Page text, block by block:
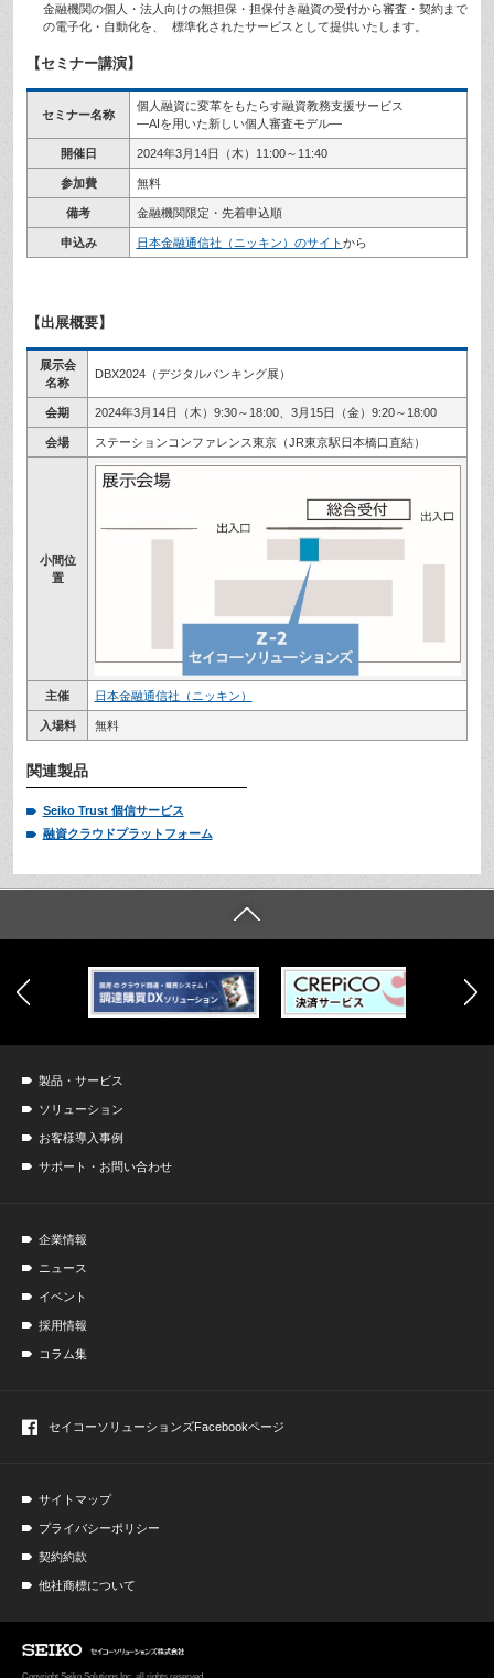
金融機関の個人・法人向けの無担保・担保付き融資の受付から審査・契約まで
の電子化・自動化を、 標準化されたサービスとして提供いたします。
【セミナー講演】
セミナー名称
個人融資に変革をもたらす融資教務支援サービス
―AIを用いた新しい個人審査モデル―
開催日 2024年3月14日（木）11:00～11:40
参加費 無料
備考 金融機関限定・先着申込順
申込み 日本金融通信社（ニッキン）のサイトから
【出展概要】
展示会
名称
DBX2024（デジタルバンキング展）
会期 2024年3月14日（木）9:30～18:00、3月15日（金）9:20～18:00
会場 ステーションコンファレンス東京（JR東京駅日本橋口直結）
小間位
置
主催 日本金融通信社（ニッキン）
入場料 無料
関連製品
Seiko Trust 個信サービス
融資クラウドプラットフォーム
製品・サービス
ソリューション
お客様導入事例
サポート・お問い合わせ
企業情報
ニュース
イベント
採用情報
コラム集
セイコーソリューションズFacebookページ
サイトマップ
プライバシーポリシー
契約約款
他社商標について